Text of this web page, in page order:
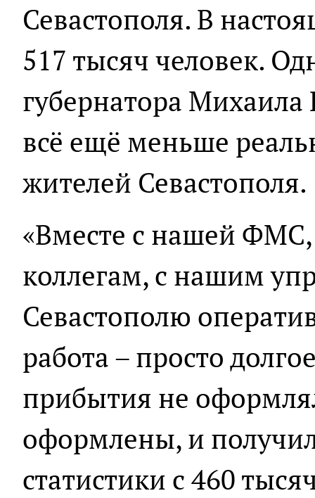
Севастополя. В
517 тысяч человек.
губернатора Михаила
всё ещё меньше
жителей Севастополя.
«Вместе с нашей ФМС,
коллегам, с нашим
Севастополю
работа – просто
прибытия не
оформлены, и
статистики с 460